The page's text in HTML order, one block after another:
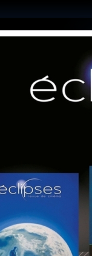
PAR